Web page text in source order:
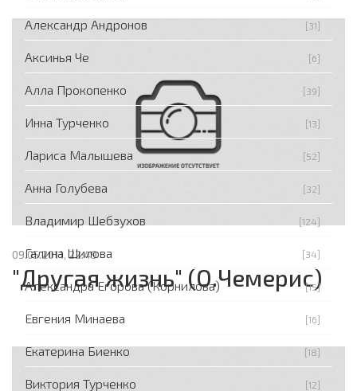
09.05.2011, 22:49
"Другая жизнь" (О.Чемерис)
Александр Андронов [31]
Аксинья Че [6]
Алла Прокопенко [39]
Инна Турченко [13]
Лариса Малышева [52]
Анна Голубева [32]
Владимир Шебзухов [124]
Галина Шилова [34]
Александра Егорова (Корнилова) [15]
Евгения Минаева [16]
Екатерина Биенко [18]
Виктория Турченко [12]